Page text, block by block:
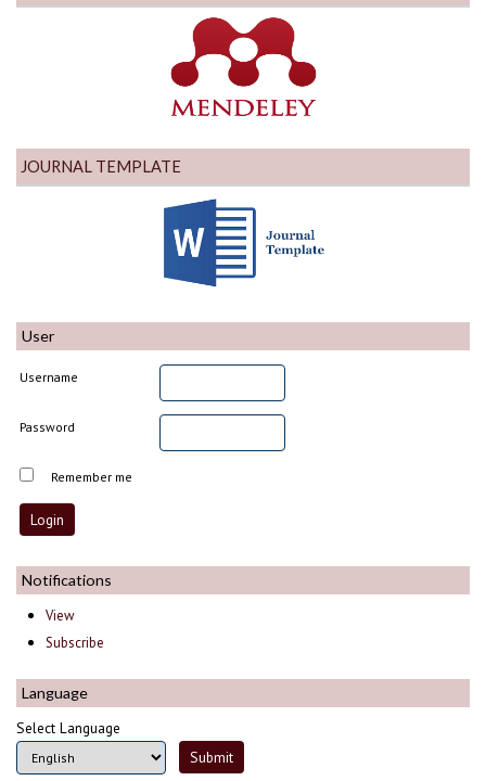
JOURNAL TEMPLATE
User
Username
Password
Remember me
Notifications
View
Subscribe
Language
Select Language